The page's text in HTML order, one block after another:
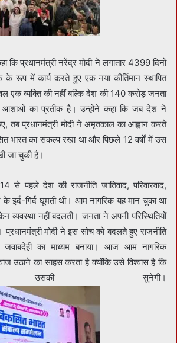
प्रधानमंत्री नरेंद्र मोदी ने लगातार 4399 दिनों
में कार्य करते हुए एक नया कीर्तिमान स्थापित
एक व्यक्ति की नहीं बल्कि देश की 140 करोड़ जनता
आशाओं का प्रतीक है। उन्होंने कहा कि जब देश ने
तब प्रधानमंत्री मोदी ने अमृतकाल का आह्वान करते
भारत का संकल्प रखा था और पिछले 12 वर्षों में उस
जा चुकी है।
से पहले देश की राजनीति जातिवाद, परिवारवाद,
इर्द-गिर्द घूमती थी। आम नागरिक यह मान चुका था
व्यवस्था नहीं बदलती। जनता ने अपनी परिस्थितियों
मोदी ने इस सोच को बदलते हुए राजनीति
का माध्यम बनाया। आज आम नागरिक
उठाने का साहस करता है क्योंकि उसे विश्वास है कि
उसकी सुनेगी।